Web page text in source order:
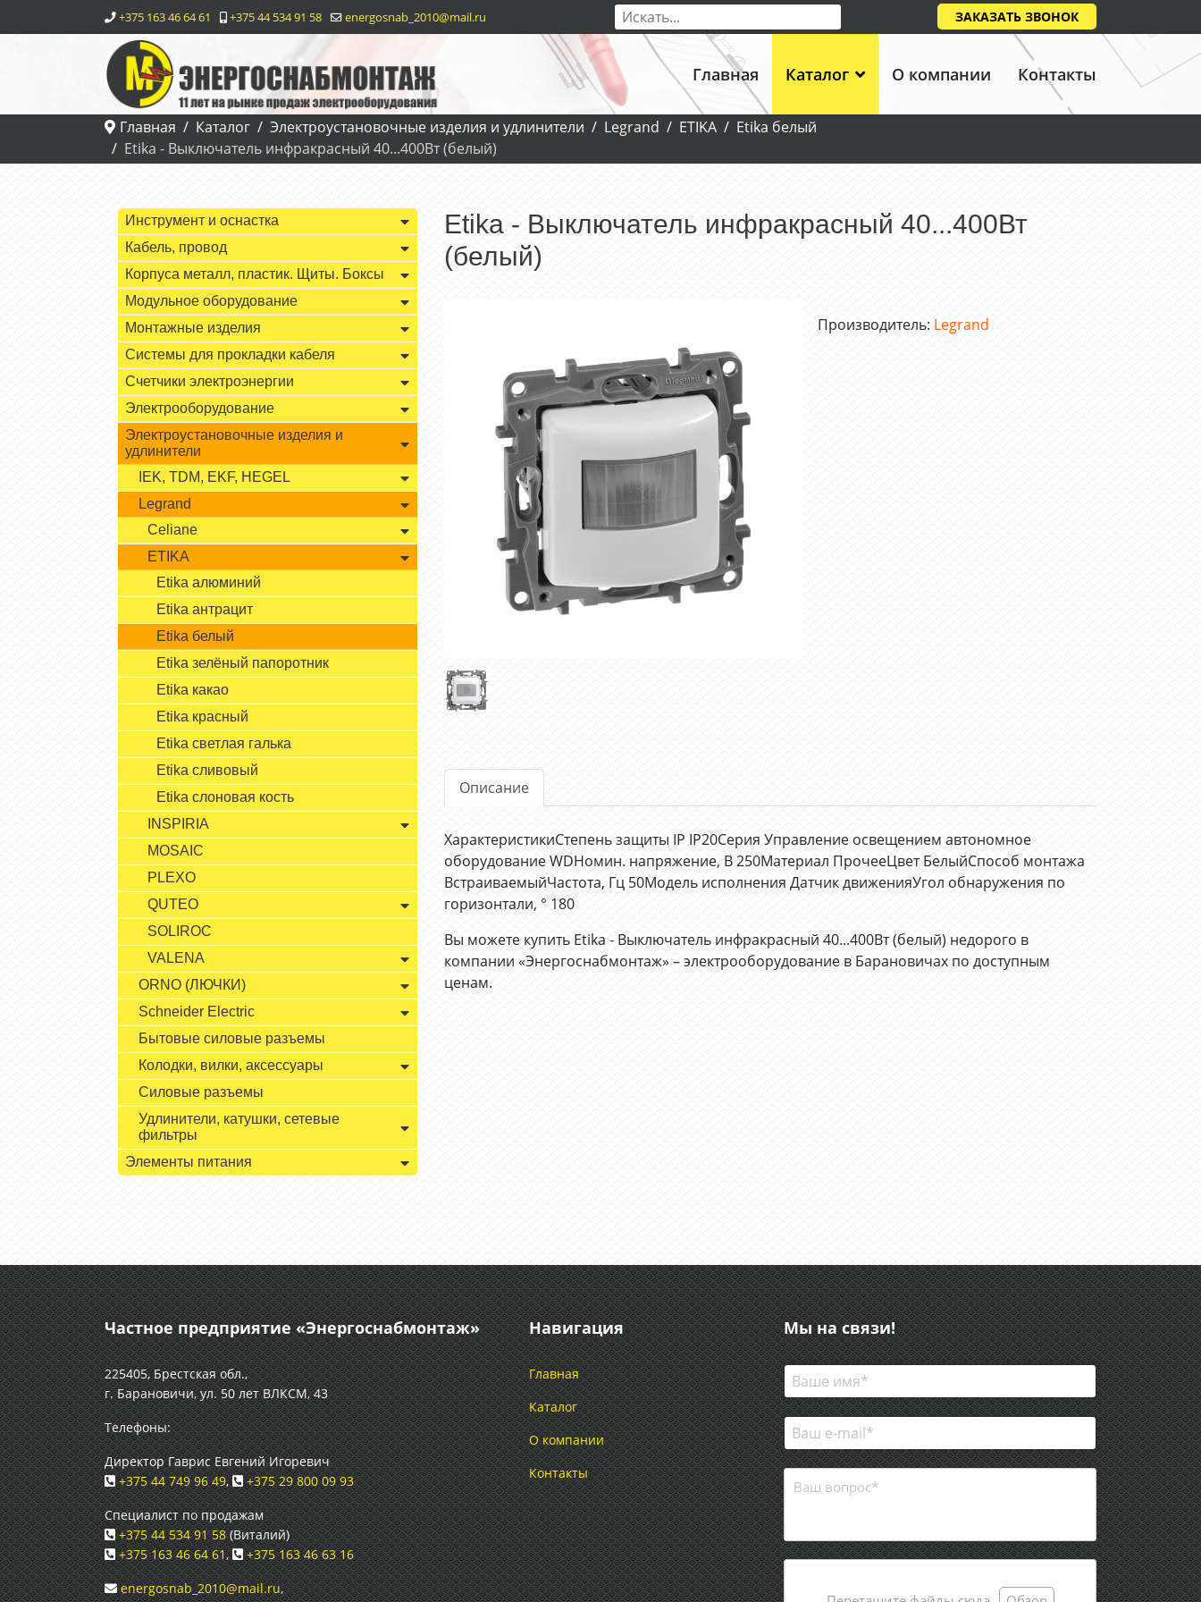
+375 163 46 64 61 +375 44 534 91 58 energosnab_2010@mail.ru ЗАКАЗАТЬ ЗВОНОК
Главная Каталог О компании Контакты
Главная Каталог Электроустановочные изделия и удлинители Legrand ETIKA
Etika белый
Etika - Выключатель инфракрасный 40...400Вт (белый)
Инструмент и оснастка
Кабель, провод
Корпуса металл, пластик. Щиты. Боксы
Модульное оборудование
Монтажные изделия
Системы для прокладки кабеля
Счетчики электроэнергии
Электрооборудование
Электроустановочные изделия и
удлинители
IEK, TDM, EKF, HEGEL
Legrand
Celiane
ETIKA
Etika алюминий
Etika антрацит
Etika белый
Etika зелёный папоротник
Etika какао
Etika красный
Etika светлая галька
Etika сливовый
Etika слоновая кость
INSPIRIA
MOSAIC
PLEXO
QUTEO
SOLIROC
VALENA
ORNO (ЛЮЧКИ)
Schneider Electric
Бытовые силовые разъемы
Колодки, вилки, аксессуары
Силовые разъемы
Удлинители, катушки, сетевые
фильтры
Элементы питания
Etika - Выключатель инфракрасный 40...400Вт
(белый)
Производитель: Legrand
Описание
ХарактеристикиСтепень защиты IP IP20Серия Управление освещением автономное
оборудование WDНомин. напряжение, В 250Материал ПрочееЦвет БелыйСпособ монтажа
ВстраиваемыйЧастота, Гц 50Модель исполнения Датчик движенияУгол обнаружения по
горизонтали, ° 180
Вы можете купить Etika - Выключатель инфракрасный 40...400Вт (белый) недорого в
компании «Энергоснабмонтаж» – электрооборудование в Барановичах по доступным
ценам.
Частное предприятие «Энергоснабмонтаж»
225405, Брестская обл.,
г. Барановичи, ул. 50 лет ВЛКСМ, 43
Телефоны:
Директор Гаврис Евгений Игоревич
+375 44 749 96 49,
+375 29 800 09 93
Специалист по продажам
+375 44 534 91 58(Виталий)
+375 163 46 64 61,
+375 163 46 63 16
energosnab_2010@mail.ru,
Навигация
Главная
Каталог
О компании
Контакты
Мы на связи!